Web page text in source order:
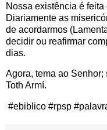
Nossa existência é
Diariamente as
de acordarmos
decidir ou reafirmar
dias.
Agora, tema ao
Toth Armí.
#ebiblico #rpsp